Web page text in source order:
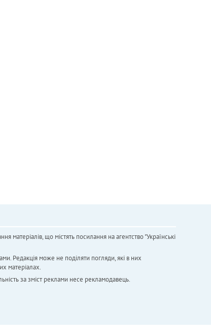
матеріалів, що містять посилання на агентство "Українськi
Редакція може не поділяти погляди, які в них
матеріалах.
за зміст реклами несе рекламодавець.